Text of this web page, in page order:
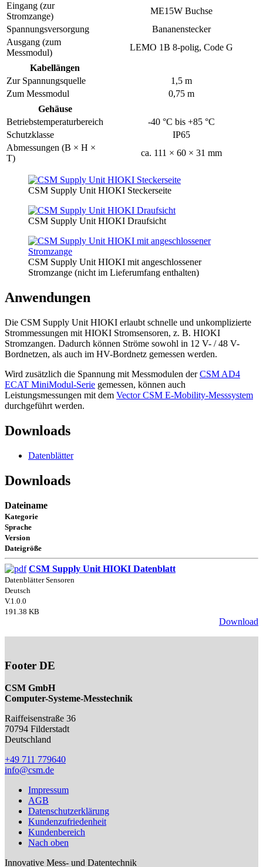
Eingang (zur
Stromzange)
ME15W Buchse
Spannungsversorgung
Bananenstecker
Ausgang (zum
Messmodul)
LEMO 1B 8-polig, Code G
Kabellängen
Zur Spannungsquelle
1,5 m
Zum Messmodul
0,75 m
Gehäuse
Betriebstemperaturbereich
-40 °C bis +85 °C
Schutzklasse
IP65
Abmessungen (B × H ×
T)
ca. 111 × 60 × 31 mm
CSM Supply Unit HIOKI Steckerseite
CSM Supply Unit HIOKI Draufsicht
CSM Supply Unit HIOKI mit angeschlossener
Stromzange (nicht im Lieferumfang enthalten)
Anwendungen
Die CSM Supply Unit HIOKI erlaubt schnelle und unkomplizierte
Strommessungen mit HIOKI Stromsensoren, z. B. HIOKI
Stromzangen. Dadurch können Ströme sowohl in 12 V- / 48 V-
Bordnetzen, als auch im HV-Bordnetz gemessen werden.
Wird zusätzlich die Spannung mit Messmodulen derCSM AD4
ECAT MiniModul-Serie gemessen, können auch
Leistungsmessungen mit dem Vector CSM E-Mobility-Messsystem
durchgeführt werden.
Downloads
Datenblätter
Downloads
Dateiname
Kategorie
Sprache
Version
Dateigröße
CSM Supply Unit HIOKI Datenblatt
Datenblätter Sensoren
Deutsch
V.1.0.0
191.38 KB
Download
Footer DE
CSM GmbH
Computer-Systeme-Messtechnik
Raiffeisenstraße 36
70794 Filderstadt
Deutschland
+49 711 779640
info@csm.de
Impressum
AGB
Datenschutzerklärung
Kundenzufriedenheit
Kundenbereich
Nach oben
Innovative Mess- und Datentechnik